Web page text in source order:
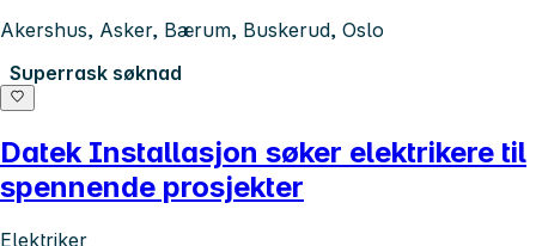
Akershus, Asker, Bærum, Buskerud, Oslo
Superrask søknad
Datek Installasjon søker elektrikere til
spennende prosjekter
Elektriker